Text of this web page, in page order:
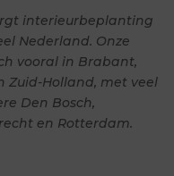
interieurbeplanting
Nederland. Onze
vooral in Brabant,
Zuid-Holland, met veel
Den Bosch,
en Rotterdam.